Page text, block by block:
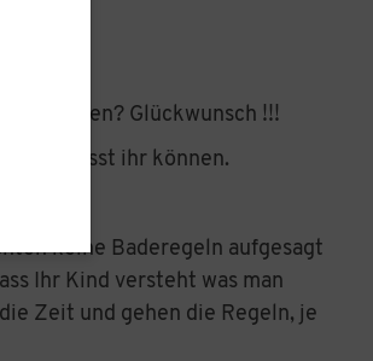
schaffen? Glückwunsch !!!
müsst ihr können.
keine Baderegeln aufgesagt
Ihr Kind versteht was man
Zeit und gehen die Regeln, je